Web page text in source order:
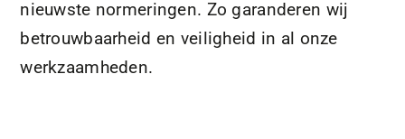
nieuwste normeringen. Zo garanderen wij
betrouwbaarheid en veiligheid in al onze
werkzaamheden.